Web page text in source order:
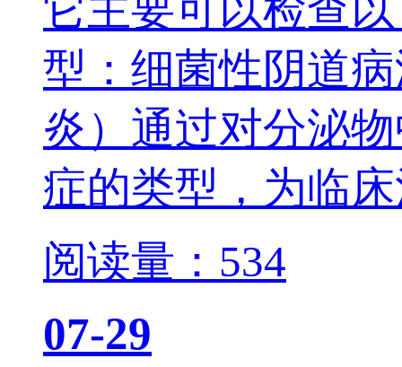
它主要可以检查以下
型：细菌性阴
炎）通过对分泌物
症的类型，为临
阅读量：534
07-29